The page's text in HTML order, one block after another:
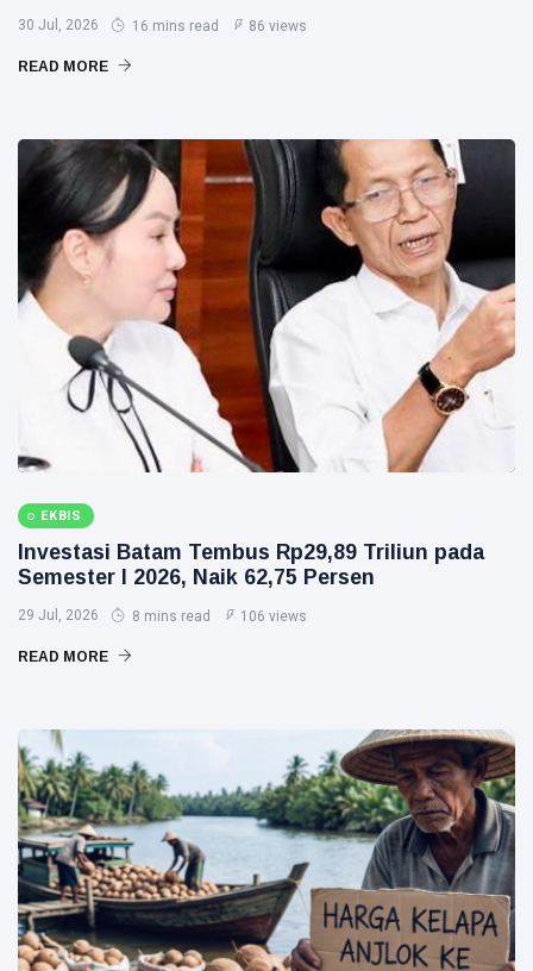
30 Jul, 2026 16 mins read 86 views
READ MORE
EKBIS
Investasi Batam Tembus Rp29,89 Triliun pada
Semester I 2026, Naik 62,75 Persen
29 Jul, 2026 8 mins read 106 views
READ MORE